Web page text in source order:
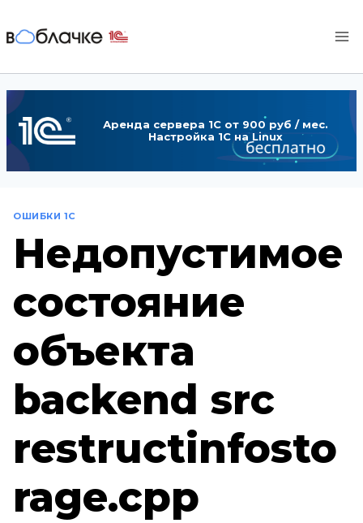
к
Аренда сервера 1С от 900 руб / мес.
Настройка 1С на Linux
ОШИБКИ 1С
Недопустимое
состояние
объекта
backend src
restructinfosto
rage.cpp